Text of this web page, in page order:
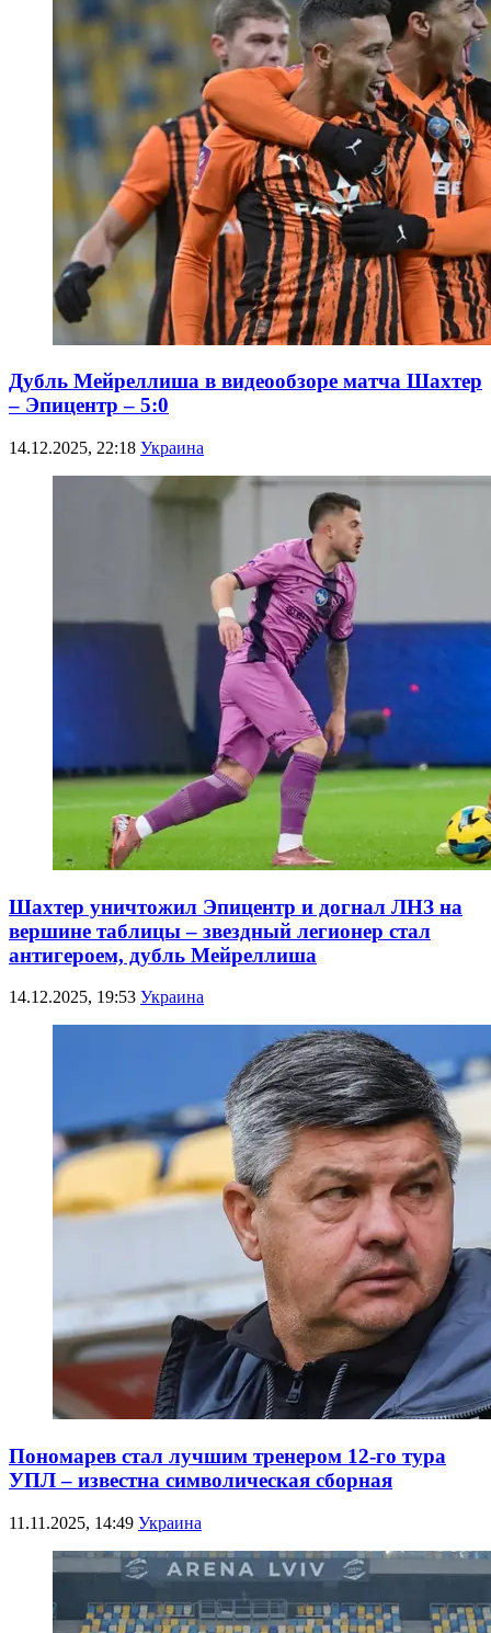
Дубль Мейреллиша в видеообзоре матча Шахтер
– Эпицентр – 5:0
14.12.2025, 22:18 Украина
Шахтер уничтожил Эпицентр и догнал ЛНЗ на
вершине таблицы – звездный легионер стал
антигероем, дубль Мейреллиша
14.12.2025, 19:53 Украина
Пономарев стал лучшим тренером 12-го тура
УПЛ – известна символическая сборная
11.11.2025, 14:49 Украина